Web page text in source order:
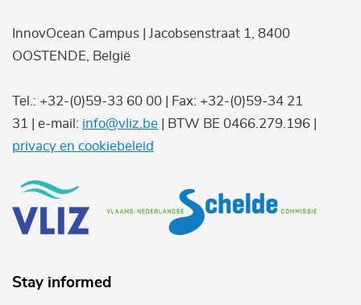
InnovOcean Campus | Jacobsenstraat 1, 8400
OOSTENDE, België
Tel.: +32-(0)59-33 60 00 | Fax: +32-(0)59-34 21
31 | e-mail: info@vliz.be | BTW BE 0466.279.196 |
privacy en cookiebeleid
Stay informed